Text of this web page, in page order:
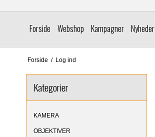
Forside Webshop Kampagner
Forside / Log ind
Kategorier
KAMERA
OBJEKTIVER